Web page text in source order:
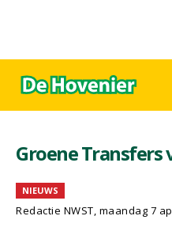
Groene Transfers
NIEUWS
Redactie NWST, maandag 7